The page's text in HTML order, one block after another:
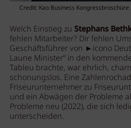
Credit: Kao Business Kongressbroschüre
Welch Einstieg zu Stephans
fehlen Mitarbeiter? Dir fehlen
Geschäftsführer von ►icono
Laune Minister“ in den
Tableu brachte, war ehrlich,
schonungslos. Eine
Friseurunternehmer zu
und ein Abwägen der Probleme
Probleme neu (2022), die sich
unterscheiden.